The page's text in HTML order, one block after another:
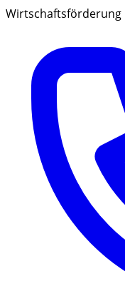
Wirtschaftsförderung